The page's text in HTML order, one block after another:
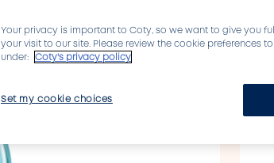
Your privacy is important to Coty, so we want to give you
your visit to our site. Please review the cookie preferences
under: Coty's privacy policy
Set my cookie choices